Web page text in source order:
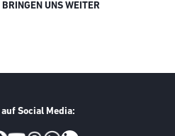
UNS WEITER
Social Media: